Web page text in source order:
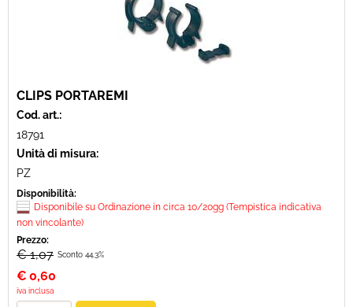
CLIPS PORTAREMI
Cod. art.:
18791
Unità di misura:
PZ
Disponibilità:
Disponibile su Ordinazione in circa 10/20gg (Tempistica indicativa
non vincolante)
Prezzo:
€ 1,07 Sconto 44.3%
€ 0,60
iva inclusa